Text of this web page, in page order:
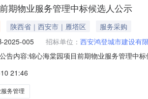
期物业服务管理中标候选人公示
陕西省｜西安市｜雁塔区
服务采购
2025-005 招标单位： 西安鸿登城市建设有
告内容:锦心海棠园项目前期物业服务管理中
市住宅小区物业服务指导标准一级，工期/交
21:46
务管理